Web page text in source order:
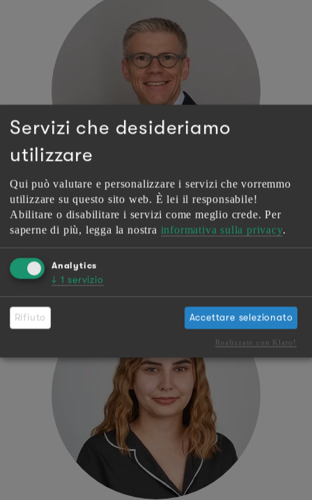
Jürg Depierraz
Amministratore delegato
E-Mail
Servizi che desideriamo
utilizzare
Qui può valutare e personalizzare i servizi che vorremmo
utilizzare su questo sito web. È lei il responsabile!
Abilitare o disabilitare i servizi come meglio crede. Per
saperne di più, legga la nostra informativa sulla privacy.
Analytics
↓ 1 servizio
Rifiuto Accettare selezionato
Realizzato con Klaro!